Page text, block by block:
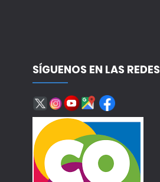
SÍGUENOS EN LAS REDES